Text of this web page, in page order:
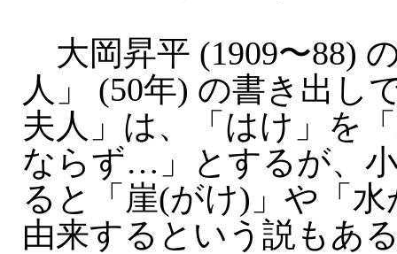
大岡昇平 (1909〜88)
人」 (50年) の書き出し
夫人」は、「はけ」を
ならず…」とするが、
ると「崖(がけ)」や「
由来するという説もあ